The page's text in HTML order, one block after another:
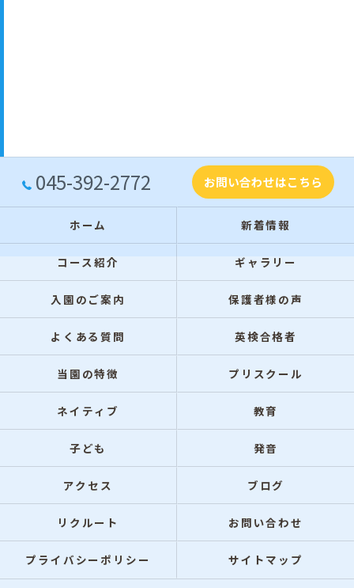
045-392-2772 お問い合わせはこちら
ホーム 新着情報
コース紹介 ギャラリー
入園のご案内 保護者様の声
よくある質問 英検合格者
当園の特徴 プリスクール
ネイティブ 教育
子ども 発音
アクセス ブログ
リクルート お問い合わせ
プライバシーポリシー サイトマップ